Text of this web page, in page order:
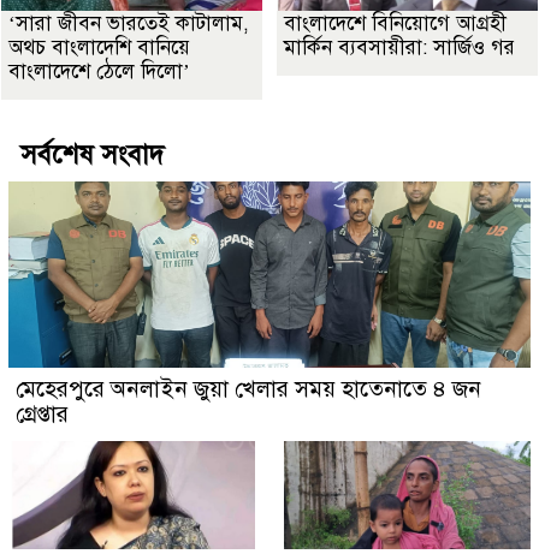
‘সারা জীবন ভারতেই কাটালাম,
অথচ বাংলাদেশি বানিয়ে
বাংলাদেশে ঠেলে দিলো’
বাংলাদেশে বিনিয়োগে আগ্রহী
মার্কিন ব্যবসায়ীরা: সার্জিও গর
সর্বশেষ সংবাদ
মেহেরপুরে অনলাইন জুয়া খেলার সময় হাতেনাতে ৪ জন
গ্রেপ্তার